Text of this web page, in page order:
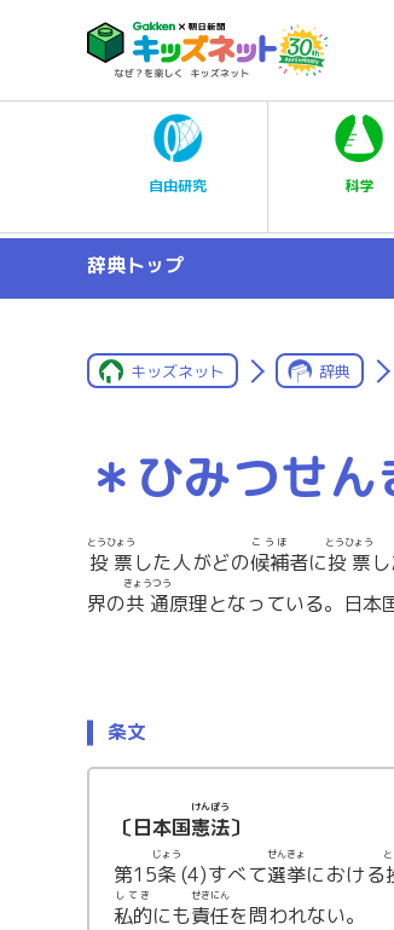
自由研究 科学
辞典トップ
キッズネット 辞典
＊ひみつせん
投票
とうひょう
した人がどの候補
こうほ
者に投票
とうひょう
界の共通
きょうつう
原理となっている。日本
条文
〔日本国憲法
けんぽう
〕
第15条
じょう
(4)すべて選挙
せんきょ
における
私的
してき
にも責任
せきにん
を問われない。